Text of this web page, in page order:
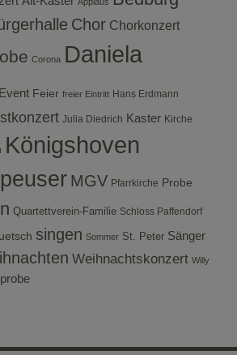
Chor Chorkonzert
Corona Daniela
Event Feier freier Eintritt Hans Erdmann
Julia Diedrich Kaster Kirche
Königshoven
MGV Pfarrkirche Probe
Quartettverein-Familie Schloss Paffendorf
singen Sommer St. Peter Sänger
Weihnachtskonzert Willy